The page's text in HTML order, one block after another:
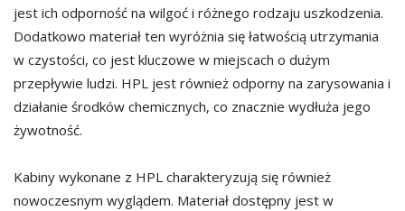
jest ich odporność na wilgoć i różnego rodzaju uszkodzenia.
Dodatkowo materiał ten wyróżnia się łatwością utrzymania
w czystości, co jest kluczowe w miejscach o dużym
przepływie ludzi. HPL jest również odporny na zarysowania i
działanie środków chemicznych, co znacznie wydłuża jego
żywotność.
Kabiny wykonane z HPL charakteryzują się również
nowoczesnym wyglądem. Materiał dostępny jest w